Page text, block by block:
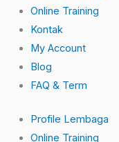
Online Training
Kontak
My Account
Blog
FAQ & Term
Profile Lembaga
Online Training